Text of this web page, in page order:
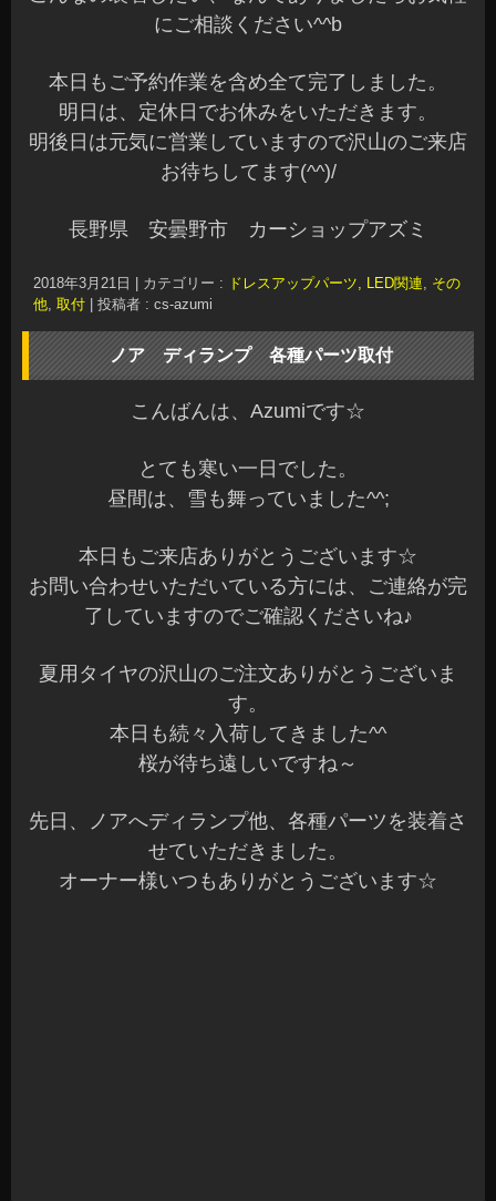
にご相談ください^^b
本日もご予約作業を含め全て完了しました。
明日は、定休日でお休みをいただきます。
明後日は元気に営業していますので沢山のご来店
お待ちしてます(^^)/
長野県 安曇野市 カーショップアズミ
2018年3月21日 カテゴリー : ドレスアップパーツ, LED関連, その
他, 取付 投稿者 : cs-azumi
ノア ディランプ 各種パーツ取付
こんばんは、Azumiです☆
とても寒い一日でした。
昼間は、雪も舞っていました^^;
本日もご来店ありがとうございます☆
お問い合わせいただいている方には、ご連絡が完
了していますのでご確認くださいね♪
夏用タイヤの沢山のご注文ありがとうございま
す。
本日も続々入荷してきました^^
桜が待ち遠しいですね～
先日、ノアへディランプ他、各種パーツを装着さ
せていただきました。
オーナー様いつもありがとうございます☆